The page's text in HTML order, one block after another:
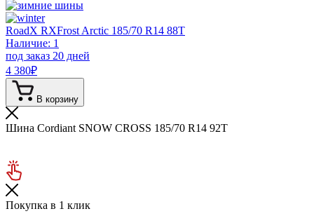
RoadX RXFrost Arctic 185/70 R14 88T
Наличие: 1
под заказ 20 дней
4 380₽
В корзину
Шина Cordiant SNOW CROSS 185/70 R14 92T
Покупка в 1 клик